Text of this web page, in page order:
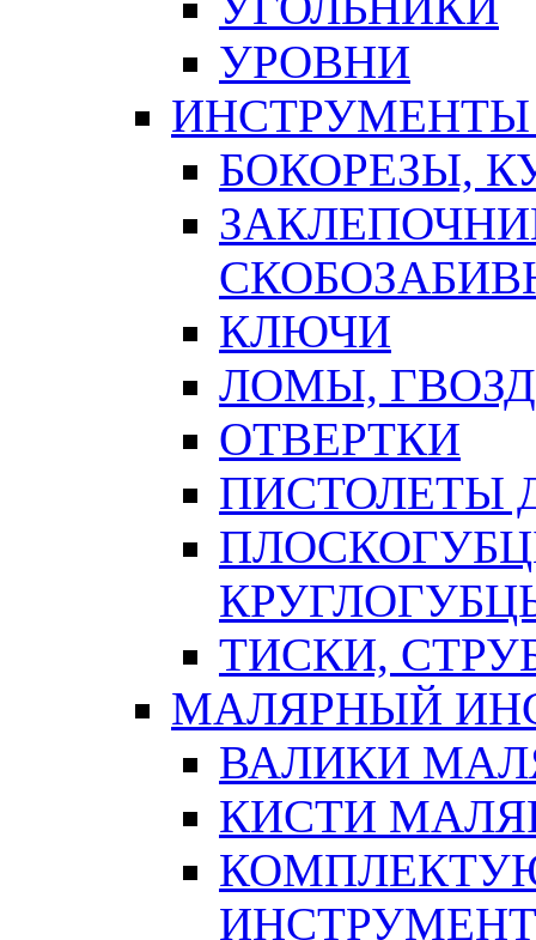
УРОВНИ
БОКОРЕЗЫ,
КЛЮЧИ
ЛОМЫ,
ОТВЕРТКИ
ПИСТОЛЕТЫ
ТИСКИ,
МАЛЯРНЫЙ
ВАЛИКИ
КИСТИ